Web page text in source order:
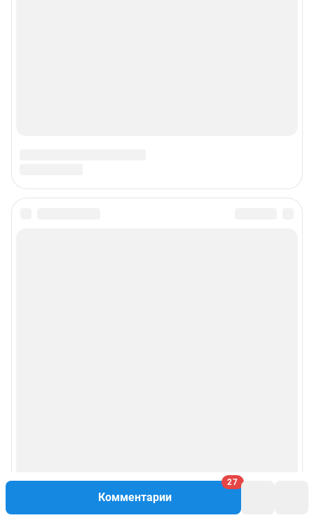
Комментарии
27